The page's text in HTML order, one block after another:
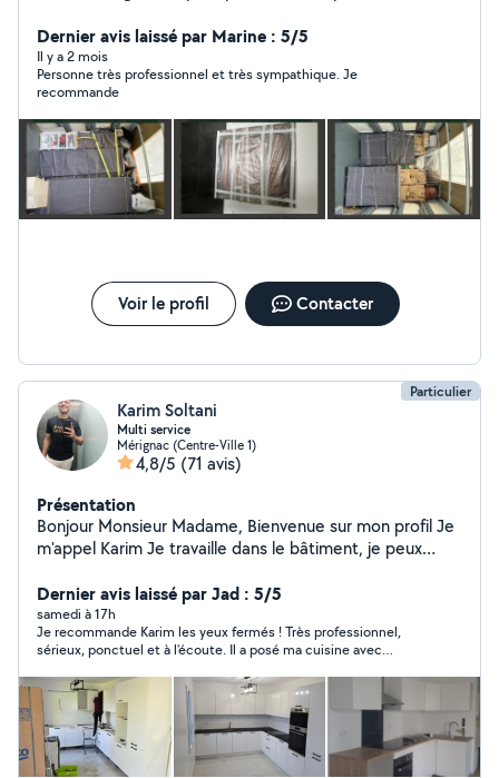
grand volume, formule économique ou clé en main.
Chargement / Déchargement Transport sécurisé
Protection du mobilier Montage / Démontage Débarras
Visite technique gratuite Sérieux, ponctuels et soigneux.
Vous payez uniquement ce dont vous avez besoin
Dernier avis laissé par Marine : 5/5
Il y a 2 mois
Personne très professionnel et très sympathique. Je
recommande
Voir le profil Contacter
Particulier
Karim Soltani
Multi service
Mérignac (Centre-Ville 1)
4,8/5 (71 avis)
Présentation
Bonjour Monsieur Madame, Bienvenue sur mon profil Je
m'appel Karim Je travaille dans le bâtiment, je peux
différents métier ( peinture, étanchéité, enduits, Placo ,
menuiserie, montage de meuble , pose de porte ,
cuisine , espace vert , clôture, carrelage ) Merci de
votre Attention
Dernier avis laissé par Jad : 5/5
samedi à 17h
Je recommande Karim les yeux fermés ! Très professionnel,
sérieux, ponctuel et à l'écoute. Il a posé ma cuisine avec
quelqu'un de très gentil, respectueux et compétent. Merci
encore pour votre excellent travail !